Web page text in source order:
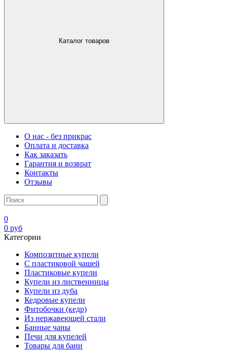
Каталог товаров
О нас - без прикрас
Оплата и доставка
Как заказать
Гарантия и возврат
Контакты
Отзывы
0
0 руб
Категории
Композитные купели
С пластиковой чашей
Пластиковые купели
Купели из лиственницы
Купели из дуба
Кедровые купели
Фитобочки (кедр)
Из нержавеющей стали
Банные чаны
Печи для купелей
Товары для бани